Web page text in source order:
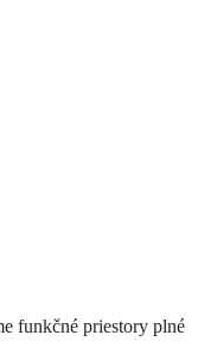
funkčné priestory plné